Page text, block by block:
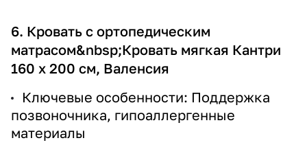
6. Кровать с ортопедическим
матрасом&nbsp;Кровать мягкая Кантри
160 х 200 см, Валенсия
Ключевые особенности: Поддержка
позвоночника, гипоаллергенные
материалы